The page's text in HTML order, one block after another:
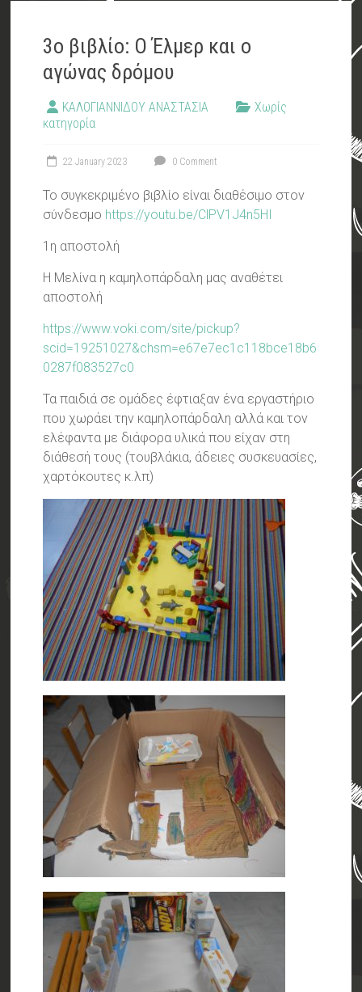
3ο βιβλίο: Ο Έλμερ και ο
αγώνας δρόμου
ΚΑΛΟΓΙΑΝΝΙΔΟΥ ΑΝΑΣΤΑΣΙΑ
Χωρίς
κατηγορία
22 January 2023 0 Comment
Το συγκεκριμένο βιβλίο είναι διαθέσιμο στον
σύνδεσμο https://youtu.be/ClPV1J4n5HI
1η αποστολή
Η Μελίνα η καμηλοπάρδαλη μας αναθέτει
αποστολή
https://www.voki.com/site/pickup?
scid=19251027&chsm=e67e7ec1c118bce18b6
0287f083527c0
Τα παιδιά σε ομάδες έφτιαξαν ένα εργαστήριο
που χωράει την καμηλοπάρδαλη αλλά και τον
ελέφαντα με διάφορα υλικά που είχαν στη
διάθεσή τους (τουβλάκια, άδειες συσκευασίες,
χαρτόκουτες κ.λπ)